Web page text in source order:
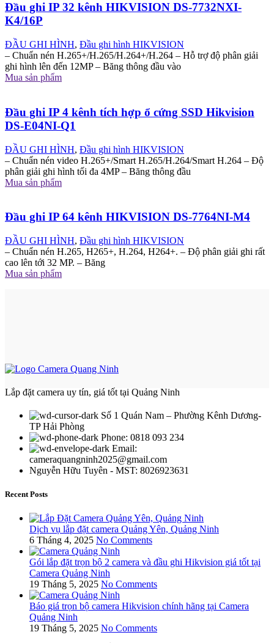
Đầu ghi IP 32 kênh HIKVISION DS-7732NXI-
K4/16P
ĐẦU GHI HÌNH, Đầu ghi hình HIKVISION
– Chuẩn nén H.265+/H.265/H.264+/H.264 – Hỗ trợ độ phân giải
ghi hình lên đến 12MP – Băng thông đầu vào
Mua sản phẩm
Đầu ghi IP 4 kênh tích hợp ổ cứng SSD Hikvision
DS-E04NI-Q1
ĐẦU GHI HÌNH, Đầu ghi hình HIKVISION
– Chuẩn nén video H.265+/Smart H.265/H.264/Smart H.264 – Độ
phân giải ghi hình tối đa 4MP – Băng thông đầu
Mua sản phẩm
Đầu ghi IP 64 kênh HIKVISION DS-7764NI-M4
ĐẦU GHI HÌNH, Đầu ghi hình HIKVISION
– Chuẩn nén H.265, H265+, H.264, H264+. – Độ phân giải ghi rất
cao lên tới 32 MP. – Băng
Mua sản phẩm
Lắp đặt camera uy tín, giá tốt tại Quảng Ninh
Số 1 Quán Nam – Phường Kênh Dương-
TP Hải Phòng
Phone: 0818 093 234
Email:
cameraquangninh2025@gmail.com
Nguyễn Hữu Tuyên - MST: 8026923631
Recent Posts
Dịch vụ lắp đặt camera Quảng Yên, Quảng Ninh
6 Tháng 4, 2025 No Comments
Gói lắp đặt trọn bộ 2 camera và đầu ghi Hikvision giá tốt tại
Camera Quảng Ninh
19 Tháng 5, 2025 No Comments
Báo giá trọn bộ camera Hikvision chính hãng tại Camera
Quảng Ninh
19 Tháng 5, 2025 No Comments